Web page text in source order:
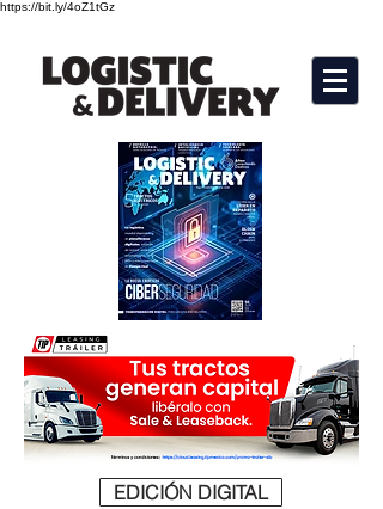
https://bit.ly/4oZ1tGz
EDICIÓN DIGITAL